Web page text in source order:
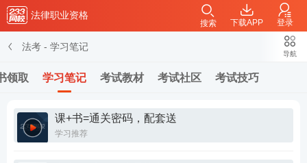
法律职业资格
下载APP 登录
搜索
法考 - 学习笔记
领取 学习笔记 考试教材 考试社区 考试技巧
导航
课+书=通关密码，配套送
学习推荐